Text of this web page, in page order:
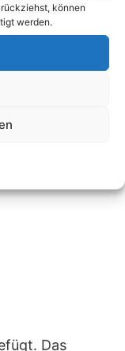
Das
können
werden.